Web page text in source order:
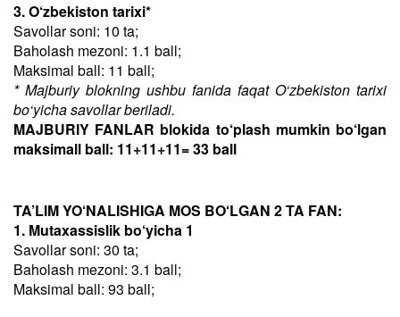
3. O‘zbekiston tarixi*
Savollar soni: 10 ta;
Baholash mezoni: 1.1 ball;
Maksimal ball: 11 ball;
* Majburiy blokning ushbu fanida faqat O‘zbekiston tarixi
bo‘yicha savollar beriladi.
MAJBURIY FANLAR blokida to‘plash mumkin bo‘lgan
maksimall ball: 11+11+11= 33 ball
TA’LIM YO‘NALISHIGA MOS BO‘LGAN 2 TA FAN:
1. Mutaxassislik bo‘yicha 1
Savollar soni: 30 ta;
Baholash mezoni: 3.1 ball;
Maksimal ball: 93 ball;